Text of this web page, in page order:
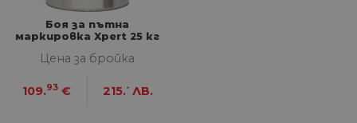
Боя за пътна
маркировка Xpert 25 кг
Цена за бройка
109.93 € 215.- ЛВ.